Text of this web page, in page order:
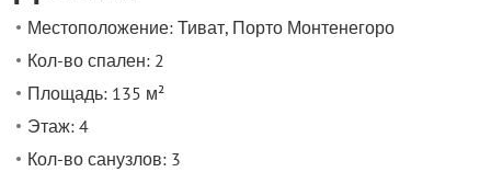
Местоположение: Тиват, Порто Монтенегоро
Кол-во спален: 2
Площадь: 135 м²
Этаж: 4
Кол-во санузлов: 3